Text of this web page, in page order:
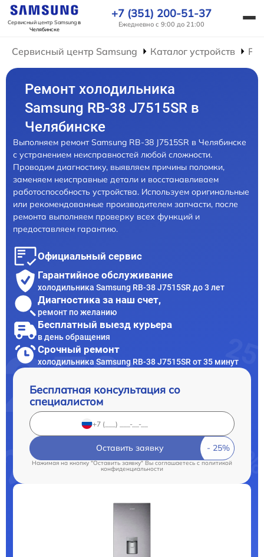
Сервисный центр Samsungв
Челябинске
+7 (351) 200-51-37
Ежедневно с 9:00 до 21:00
Сервисный центр Samsung Каталог устройств
Ремонт холодильника
Samsung RB-38 J7515SR в
Челябинске
Выполняем ремонт Samsung RB-38 J7515SR в Челябинске
с устранением неисправностей любой сложности.
Проводим диагностику, выявляем причины поломки,
заменяем неисправные детали и восстанавливаем
работоспособность устройства. Используем оригинальные
или рекомендованные производителем запчасти, после
ремонта выполняем проверку всех функций и
предоставляем гарантию.
Официальный сервис
Гарантийное обслуживание
холодильника Samsung RB-38 J7515SR до 3 лет
Диагностика за наш счет,
ремонт по желанию
Бесплатный выезд курьера
в день обращения
Срочный ремонт
холодильника Samsung RB-38 J7515SR от 35 минут
Бесплатная консультация со
специалистом
Оставить заявку
Нажимая на кнопку "Оставить заявку" Вы соглашаетесь c политикой
конфиденциальности